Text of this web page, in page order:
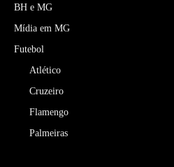
BH e MG
Mídia em MG
Futebol
Atlético
Cruzeiro
Flamengo
Palmeiras